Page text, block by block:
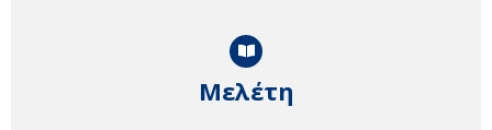
Μελέτη